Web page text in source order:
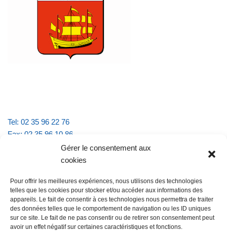
Gérer le consentement aux
cookies
Pour offrir les meilleures expériences, nous utilisons des technologies
telles que les cookies pour stocker et/ou accéder aux informations des
appareils. Le fait de consentir à ces technologies nous permettra de traiter
des données telles que le comportement de navigation ou les ID uniques
sur ce site. Le fait de ne pas consentir ou de retirer son consentement peut
avoir un effet négatif sur certaines caractéristiques et fonctions.
Tel: 02 35 96 22 76
Fax: 02 35 96 10 86
Email : mairie.vattevillelarue@wanadoo.fr
lundi et jeudi de 9h à 11h30
mardi et vendredi de 16h à 18h30